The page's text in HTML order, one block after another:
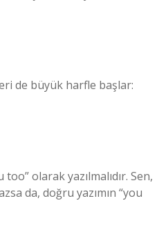
de büyük harfle başlar:
olarak yazılmalıdır. Sen,
da, doğru yazımın “you